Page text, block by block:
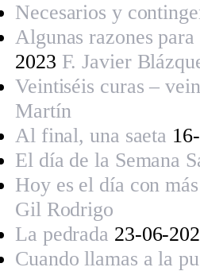
Necesarios y
Algunas razones
2023 F. Javier
Veintiséis curas –
Martín
Al final, una saeta
El día de la Semana
Hoy es el día con
Gil Rodrigo
La pedrada 23-06-
Cuando llamas a la